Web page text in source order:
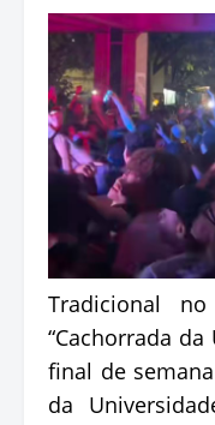
Tradicional
“Cachorrada
final de
da